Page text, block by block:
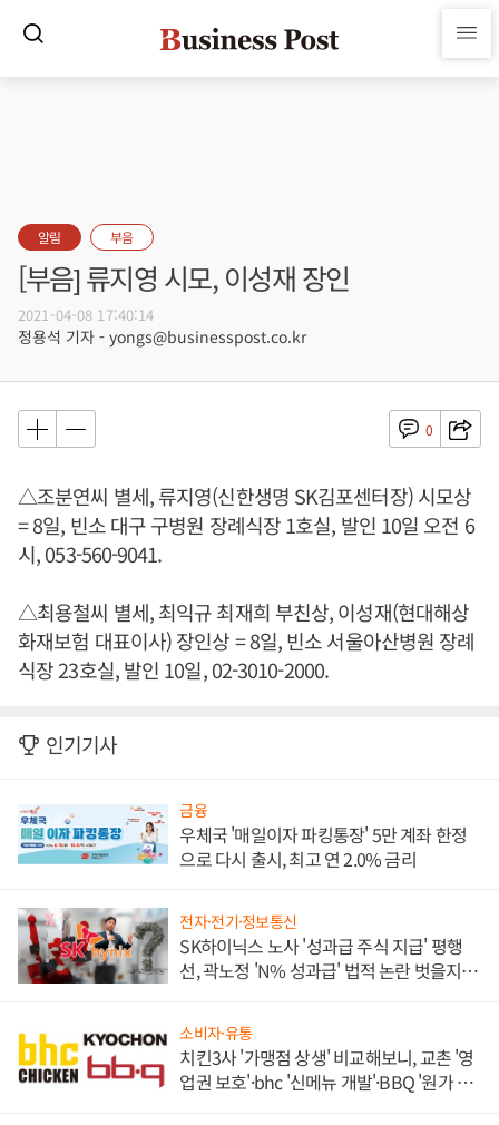
알림 부음
[부음] 류지영 시모, 이성재 장인
2021-04-08 17:40:14
정용석 기자 - yongs@businesspost.co.kr
0
△조분연씨 별세, 류지영(신한생명 SK김포센터장) 시모상
= 8일, 빈소 대구 구병원 장례식장 1호실, 발인 10일 오전 6
시, 053-560-9041.
△최용철씨 별세, 최익규 최재희 부친상, 이성재(현대해상
화재보험 대표이사) 장인상 = 8일, 빈소 서울아산병원 장례
식장 23호실, 발인 10일, 02-3010-2000.
인기기사
금융
우체국 '매일이자 파킹통장' 5만 계좌 한정
으로 다시 출시, 최고 연 2.0% 금리
전자·전기·정보통신
SK하이닉스 노사 '성과급 주식 지급' 평행
선, 곽노정 'N% 성과급' 법적 논란 벗을지 주
소비자·유통
치킨3사 '가맹점 상생' 비교해보니, 교촌 '영
업권 보호'·bhc '신메뉴 개발'·BBQ '원가 부